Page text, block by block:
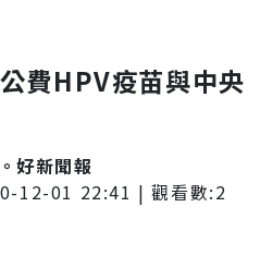
費HPV疫苗與中央
好新聞報
12-01 22:41 | 觀看數:2